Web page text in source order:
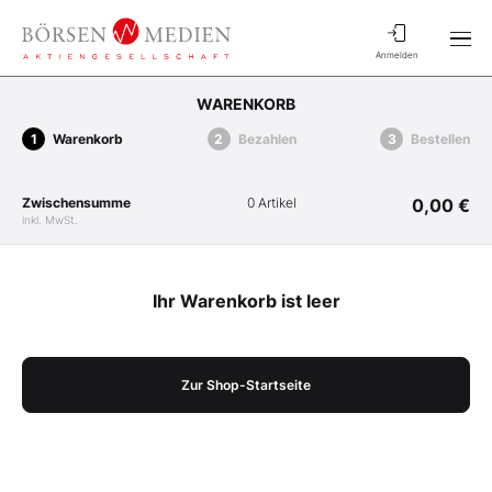
Anmelden
WARENKORB
Warenkorb Bezahlen Bestellen
Zwischensumme
inkl. MwSt.
0 Artikel 0,00 €
Ihr Warenkorb ist leer
Zur Shop-Startseite